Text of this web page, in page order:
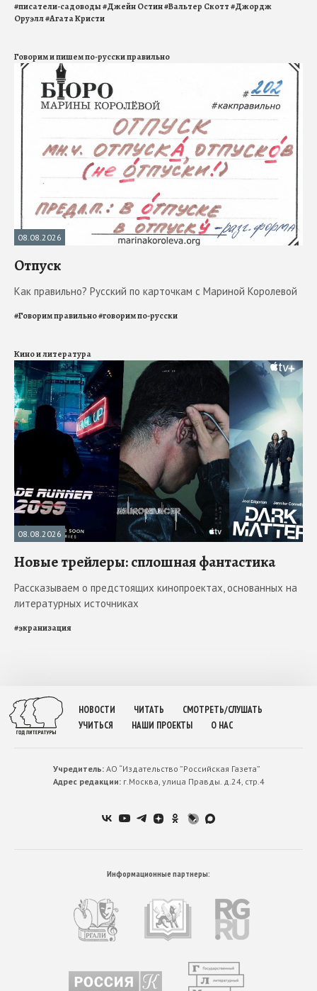
#писатели-садоводы#Джейн Остин#Вальтер Скотт#Джордж
Оруэлл#Агата Кристи
Говорим и пишем по-русски правильно
08.08.2026
Отпуск
Как правильно? Русский по карточкам с Мариной Королевой
#Говорим правильно#говорим по-русски
Кино и литература
08.08.2026
Новые трейлеры: сплошная фантастика
Рассказываем о предстоящих кинопроектах, основанных на
литературных источниках
#экранизация
НОВОСТИ ЧИТАТЬ
СМОТРЕТЬ/СЛУШАТЬ
УЧИТЬСЯ
НАШИ ПРОЕКТЫ О НАС
Учредитель:АО “Издательство ”Российская Газета”
Адрес редакции:г.Москва, улица Правды. д.24, стр.4
Информационные партнеры: